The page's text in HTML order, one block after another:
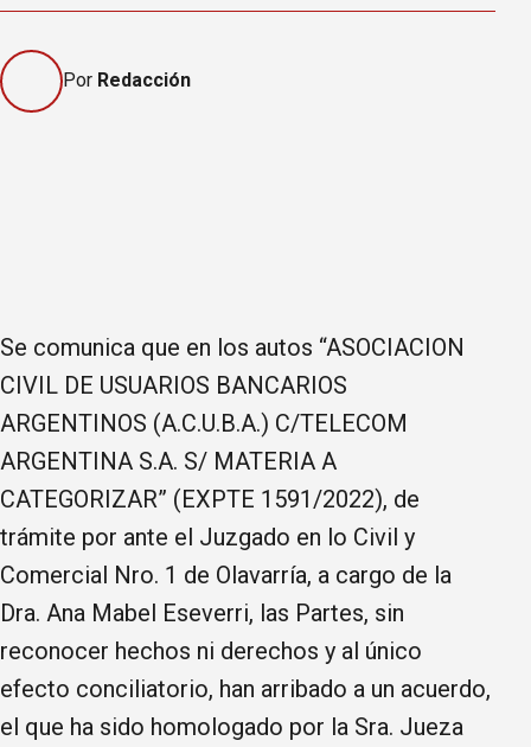
Por Redacción
Se comunica que en los autos “ASOCIACION
CIVIL DE USUARIOS BANCARIOS
ARGENTINOS (A.C.U.B.A.) C/TELECOM
ARGENTINA S.A. S/ MATERIA A
CATEGORIZAR” (EXPTE 1591/2022), de
trámite por ante el Juzgado en lo Civil y
Comercial Nro. 1 de Olavarría, a cargo de la
Dra. Ana Mabel Eseverri, las Partes, sin
reconocer hechos ni derechos y al único
efecto conciliatorio, han arribado a un acuerdo,
el que ha sido homologado por la Sra. Jueza